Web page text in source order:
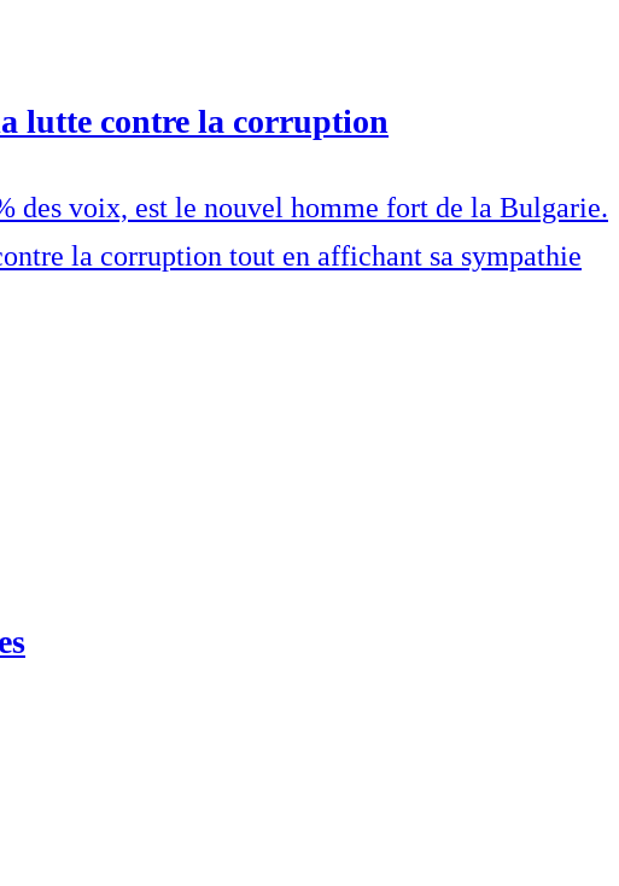
lutte contre la corruption
des voix, est le nouvel homme fort de la Bulgarie.
la corruption tout en affichant sa sympathie